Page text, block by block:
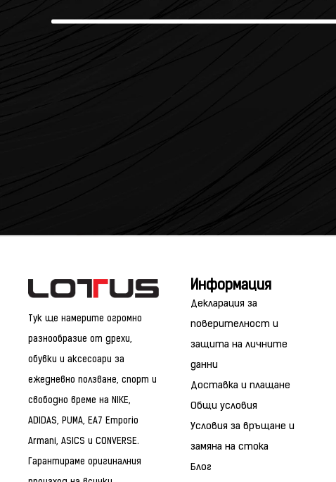
Тук ще намерите огромно
разнообразие от дрехи,
обувки и аксесоари за
ежедневно ползване, спорт и
свободно време на NIKE,
ADIDAS, PUMA, EA7 Emporio
Armani, ASICS и CONVERSE.
Гарантираме оригиналния
Информация
Декларация за
поверителност и
защита на личните
данни
Доставка и плащане
Общи условия
Условия за връщане и
замяна на стока
Блог